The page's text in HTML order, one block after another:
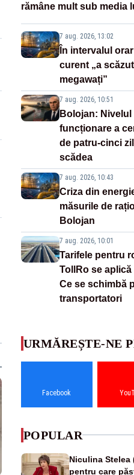
rămâne mult sub media
7 aug. 2026, 13:02
În intervalul
curent „a
megawați”
7 aug. 2026, 10:51
Bolojan:
funcționare a
de patru-cinci
scădea
7 aug. 2026, 10:43
Criza din
măsurile de
Bolojan
7 aug. 2026, 10:01
Tarifele pentru
TollRo se
Ce se schimbă
transportatori
URMĂREȘTE-NE
Facebook
POPULAR
Niculina Stelea
pentru care